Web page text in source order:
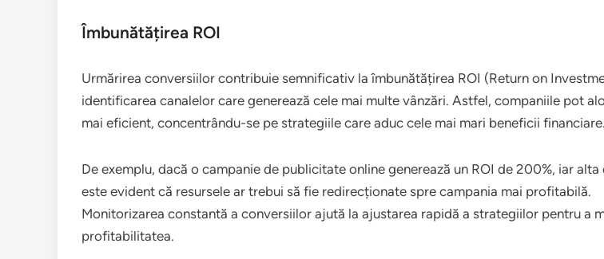
Îmbunătățirea ROI
Urmărirea conversiilor contribuie semnificativ la îmbunătățirea ROI (Return on
identificarea canalelor care generează cele mai multe vânzări. Astfel, companiile pot
mai eficient, concentrându-se pe strategiile care aduc cele mai mari beneficii financiare.
De exemplu, dacă o campanie de publicitate online generează un ROI de 200%, iar alta
este evident că resursele ar trebui să fie redirecționate spre campania mai profitabilă.
Monitorizarea constantă a conversiilor ajută la ajustarea rapidă a strategiilor pentru a
profitabilitatea.